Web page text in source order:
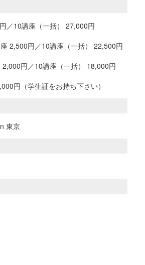
／10講座（一括） 27,000円
2,500円／10講座（一括） 22,500円
2,000円／10講座（一括） 18,000円
円（学生証をお持ち下さい）
東京